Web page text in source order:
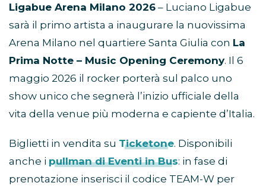
Ligabue Arena Milano 2026 – Luciano Ligabue
sarà il primo artista a inaugurare la nuovissima
Arena Milano nel quartiere Santa Giulia con La
Prima Notte – Music Opening Ceremony. Il 6
maggio 2026 il rocker porterà sul palco uno
show unico che segnerà l’inizio ufficiale della
vita della venue più moderna e capiente d’Italia.
Biglietti in vendita su Ticketone. Disponibili
anche i pullman di Eventi in Bus: in fase di
prenotazione inserisci il codice TEAM-W per